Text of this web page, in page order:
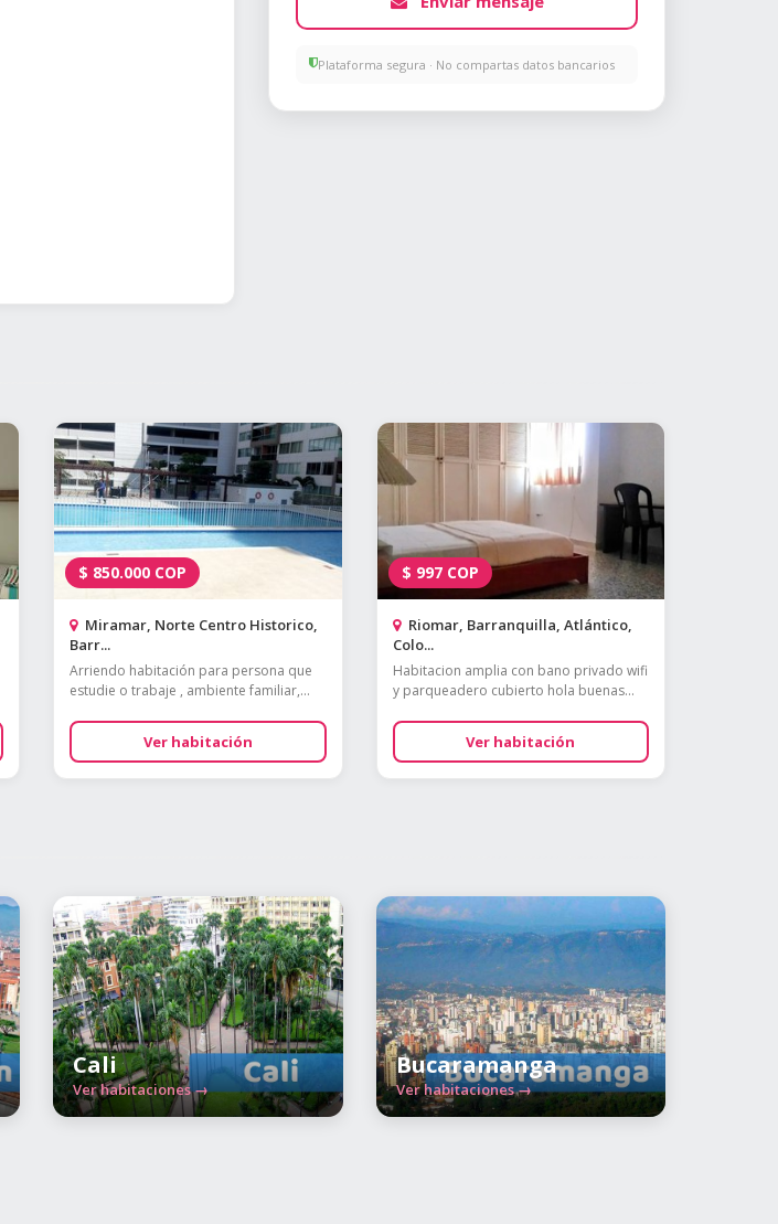
Plataforma segura · No compartas datos bancarios
$ 850.000 COP
Miramar, Norte Centro Historico,
Barr...
Arriendo habitación para persona que
estudie o trabaje , ambiente familiar,...
Ver habitación
$ 997 COP
Riomar, Barranquilla, Atlántico,
Colo...
Habitacion amplia con bano privado wifi
y parqueadero cubierto hola buenas...
Ver habitación
Cali
Ver habitaciones →
Bucaramanga
Ver habitaciones →